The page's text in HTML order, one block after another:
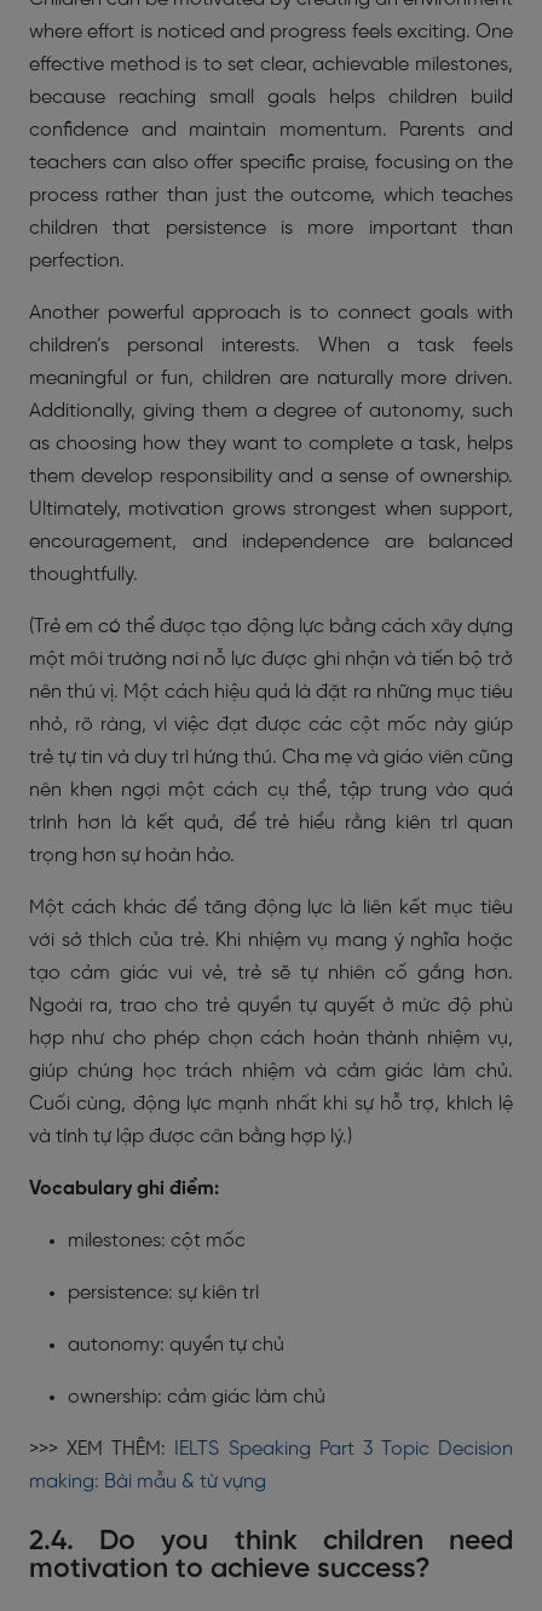
where effort is noticed and progress feels exciting. One
effective method is to set clear, achievable milestones,
because reaching small goals helps children build
confidence and maintain momentum. Parents and
teachers can also offer specific praise, focusing on the
process rather than just the outcome, which teaches
children that persistence is more important than
perfection.
Another powerful approach is to connect goals with
children’s personal interests. When a task feels
meaningful or fun, children are naturally more driven.
Additionally, giving them a degree of autonomy, such
as choosing how they want to complete a task, helps
them develop responsibility and a sense of ownership.
Ultimately, motivation grows strongest when support,
encouragement, and independence are balanced
thoughtfully.
(Trẻ em có thể được tạo động lực bằng cách xây dựng
một môi trường nơi nỗ lực được ghi nhận và tiến bộ trở
nên thú vị. Một cách hiệu quả là đặt ra những mục tiêu
nhỏ, rõ ràng, vì việc đạt được các cột mốc này giúp
trẻ tự tin và duy trì hứng thú. Cha mẹ và giáo viên cũng
nên khen ngợi một cách cụ thể, tập trung vào quá
trình hơn là kết quả, để trẻ hiểu rằng kiên trì quan
trọng hơn sự hoàn hảo.
Một cách khác để tăng động lực là liên kết mục tiêu
với sở thích của trẻ. Khi nhiệm vụ mang ý nghĩa hoặc
tạo cảm giác vui vẻ, trẻ sẽ tự nhiên cố gắng hơn.
Ngoài ra, trao cho trẻ quyền tự quyết ở mức độ phù
hợp như cho phép chọn cách hoàn thành nhiệm vụ,
giúp chúng học trách nhiệm và cảm giác làm chủ.
Cuối cùng, động lực mạnh nhất khi sự hỗ trợ, khích lệ
và tính tự lập được cân bằng hợp lý.)
Vocabulary ghi điểm:
milestones: cột mốc
persistence: sự kiên trì
autonomy: quyền tự chủ
ownership: cảm giác làm chủ
>>> XEM THÊM:
IELTS Speaking Part 3 Topic Decision
making: Bài mẫu & từ vựng
2.4. Do you think children need
motivation to achieve success?